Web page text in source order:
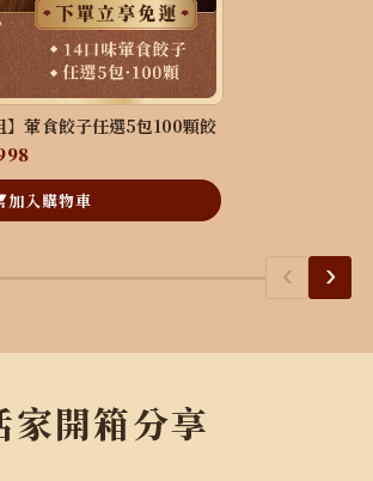
】葷食餃子任選5包100顆餃
加入購物車
‹ ›
家開箱分享